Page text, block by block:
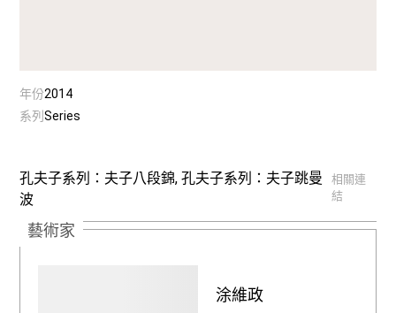
年份2014
系列Series
孔夫子系列：夫子八段錦, 孔夫子系列：夫子跳曼
波
相關連
結
藝術家
涂維政